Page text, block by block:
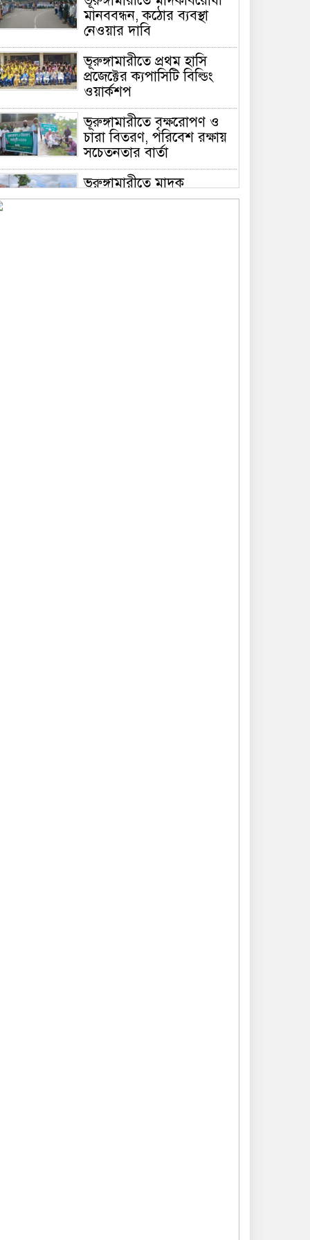
মানববন্ধন, কঠোর ব্যবস্থা
নেওয়ার দাবি
ভূরুঙ্গামারীতে প্রথম হাসি
প্রজেক্টের ক্যপাসিটি বিল্ডিং
ওয়ার্কশপ
ভূরুঙ্গামারীতে বৃক্ষরোপণ ও
চারা বিতরণ, পরিবেশ রক্ষায়
সচেতনতার বার্তা
ভূরুঙ্গামারীতে মাদক
প্রতিরোধে মানববন্ধন